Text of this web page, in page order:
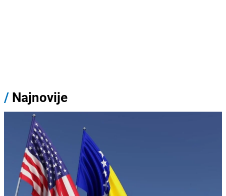
/ Najnovije